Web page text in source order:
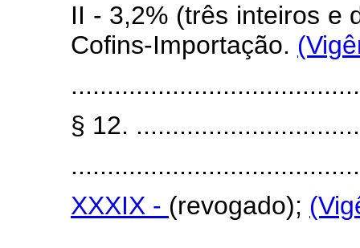
II - 3,2% (três inteiros e
Cofins-Importação.
§ 12.
XXXIX - (revogado);